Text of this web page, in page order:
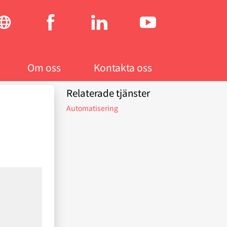
Social
Om oss Kontakta oss
Relaterade tjänster
Automatisering